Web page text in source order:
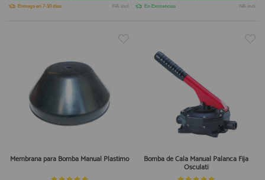
Entrega en 7-10 días IVA incl. En Existencias IVA incl.
Membrana para Bomba Manual Plastimo Bomba de Cala Manual Palanca Fija
Osculati